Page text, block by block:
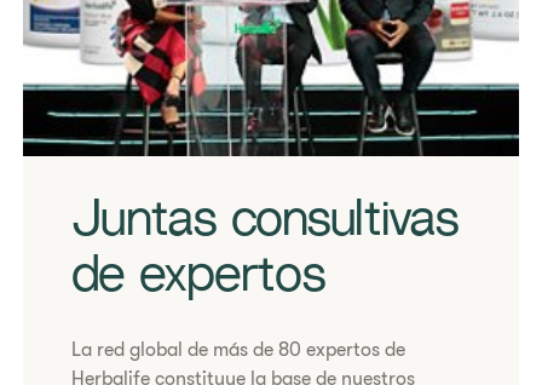
​Juntas consultivas
de expertos
​La red global de más de 80 expertos de
Herbalife constituye la base de nuestros